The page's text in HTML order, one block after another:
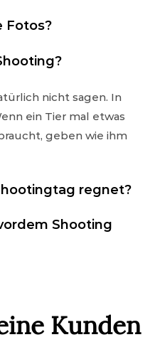
Fotos?
nicht sagen. In
ein Tier mal etwas
geben wie ihm
regnet?
Shooting
Kunden